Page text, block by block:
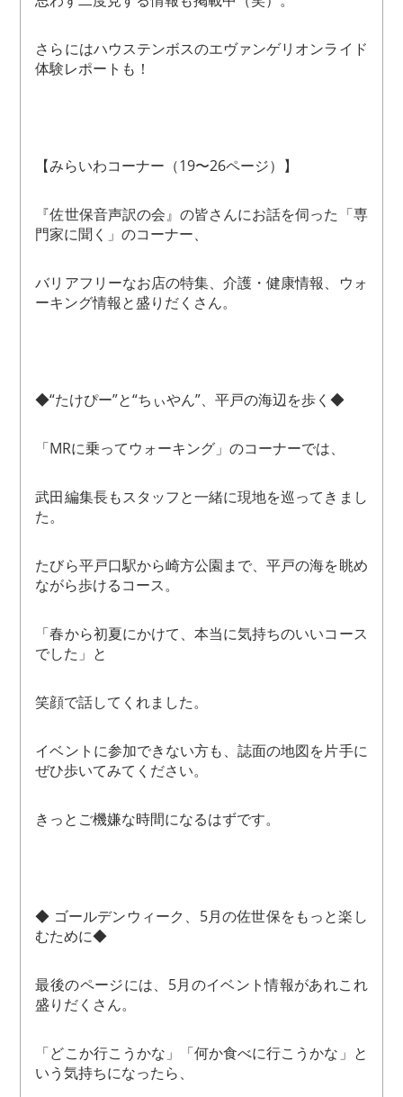
さらにはハウステンボスのエヴァンゲリオンライド
体験レポートも！
【みらいわコーナー（19〜26ページ）】
『佐世保音声訳の会』の皆さんにお話を伺った「専
門家に聞く」のコーナー、
バリアフリーなお店の特集、介護・健康情報、ウォ
ーキング情報と盛りだくさん。
◆“たけぴー”と“ちぃやん”、平戸の海辺を歩く◆
「MRに乗ってウォーキング」のコーナーでは、
武田編集長もスタッフと一緒に現地を巡ってきまし
た。
たびら平戸口駅から崎方公園まで、平戸の海を眺め
ながら歩けるコース。
「春から初夏にかけて、本当に気持ちのいいコース
でした」と
笑顔で話してくれました。
イベントに参加できない方も、誌面の地図を片手に
ぜひ歩いてみてください。
きっとご機嫌な時間になるはずです。
◆ ゴールデンウィーク、5月の佐世保をもっと楽し
むために◆
最後のページには、5月のイベント情報があれこれ
盛りだくさん。
「どこか行こうかな」「何か食べに行こうかな」と
いう気持ちになったら、